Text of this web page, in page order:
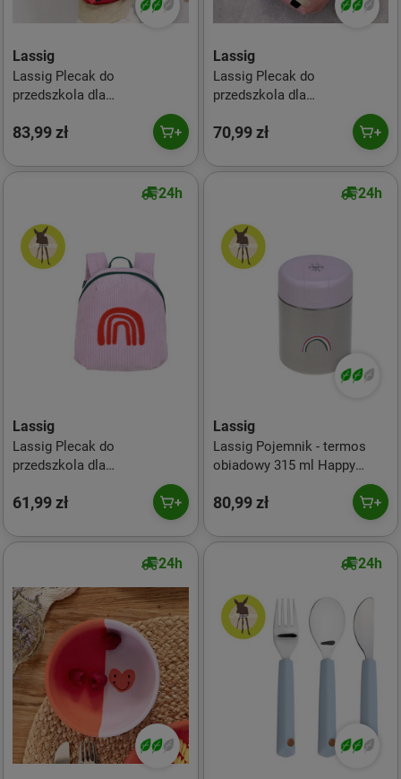
Lassig
Lassig Plecak do
przedszkola dla
przedszkolaka Tiny Drivers
Wóz strażacki
83,99 zł
Lassig
Lassig Plecak do
przedszkola dla
przedszkolaka Tiny Drivers
Samochód z lodami
70,99 zł
24h
Lassig
Lassig Plecak do
przedszkola dla
przedszkolaka sztruks Little
Gang Rainbow lilac
61,99 zł
24h
Lassig
Lassig Pojemnik - termos
obiadowy 315 ml Happy
80,99 zł
24h 24h